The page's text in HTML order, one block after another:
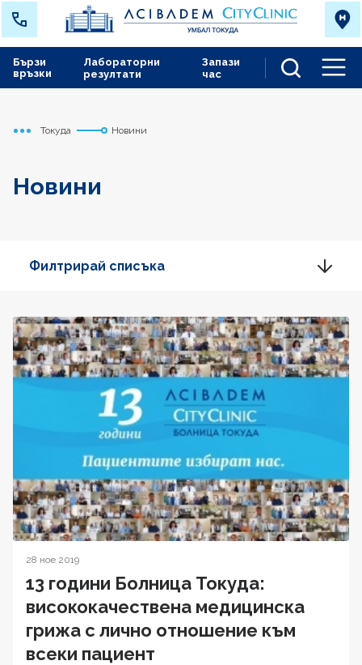
Лабораторни
резултати
Запази
час
Бързи
връзки
Начало
Токуда Новини
Новини
Филтрирай списъка
28 ное 2019
13 години Болница Токуда:
висококачествена медицинска
грижа с лично отношение към
всеки пациент